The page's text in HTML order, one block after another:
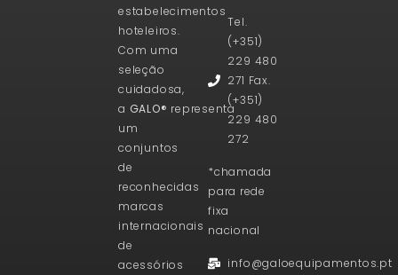
estabelecimentos
hoteleiros.
Com uma
seleção
cuidadosa,
a GALO® representa
um
conjuntos
de
reconhecidas
marcas
internacionais
de
acessórios
Tel.
(+351)
229 480
271 Fax.
(+351)
229 480
272
*chamada
para rede
fixa
nacional
info@galoequipamentos.pt